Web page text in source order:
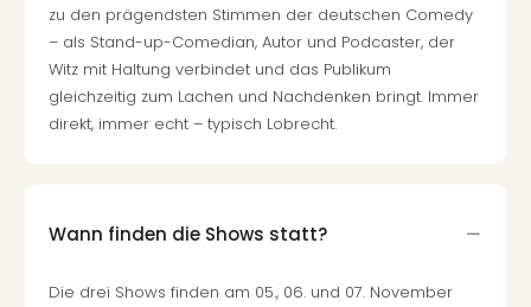
zu den prägendsten Stimmen der deutschen Comedy
– als Stand-up-Comedian, Autor und Podcaster, der
Witz mit Haltung verbindet und das Publikum
gleichzeitig zum Lachen und Nachdenken bringt. Immer
direkt, immer echt – typisch Lobrecht.
Wann finden die Shows statt?
Die drei Shows finden am 05., 06. und 07. November